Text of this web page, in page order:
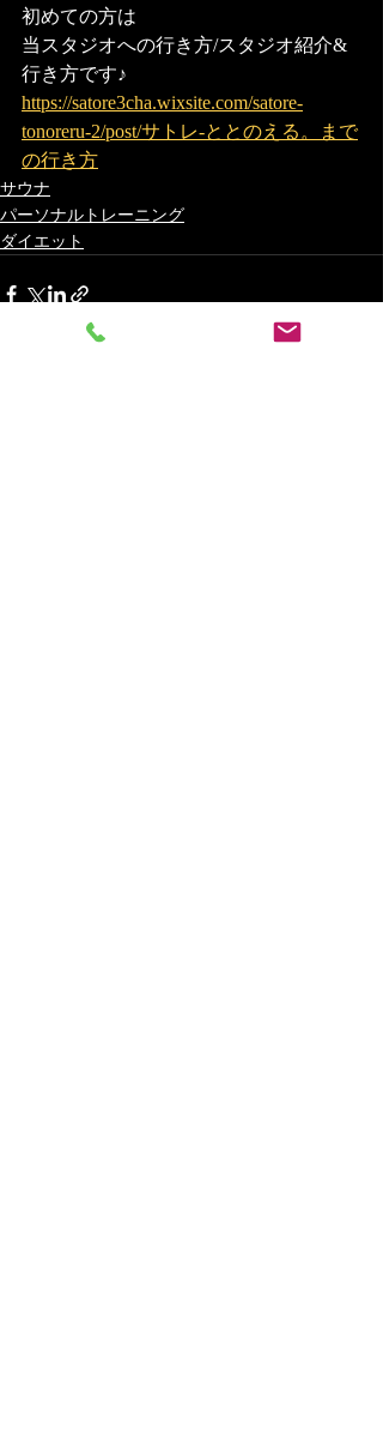
初めての方は
当スタジオへの行き方/スタジオ紹介&
行き方です♪
https://satore3cha.wixsite.com/satore-
tonoreru-2/post/サトレ-ととのえる。まで
の行き方
サウナ
パーソナルトレーニング
ダイエット